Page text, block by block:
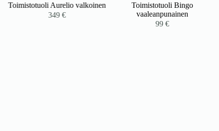
Toimistotuoli Aurelio valkoinen
349€
Toimistotuoli Bingo
vaaleanpunainen
99€